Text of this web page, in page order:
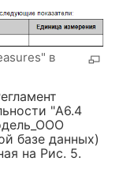
в
"A6.4
базе данных)
на Рис. 5.